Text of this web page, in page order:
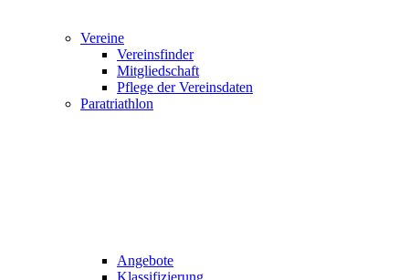
Vereine
Vereinsfinder
Mitgliedschaft
Pflege der Vereinsdaten
Paratriathlon
Angebote
Klassifizierung